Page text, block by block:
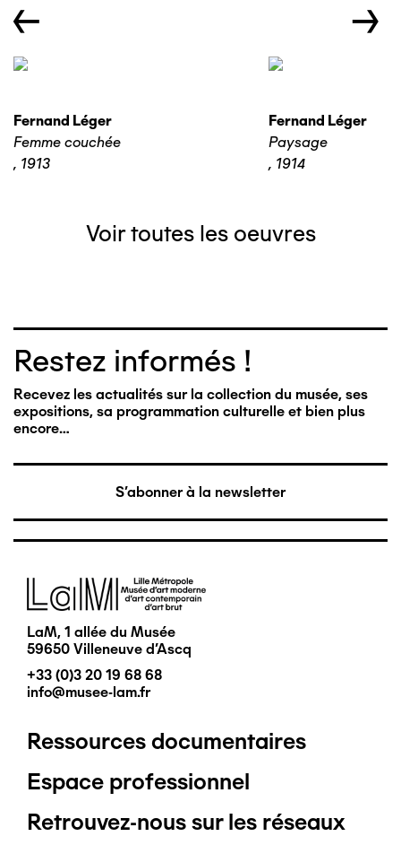
← →
Fernand Léger
Femme couchée
, 1913
Fernand Léger
Paysage
, 1914
Voir toutes les oeuvres
Restez informés !
Recevez les actualités sur la collection du musée, ses
expositions, sa programmation culturelle et bien plus
encore…
S'abonner à la newsletter
Image
LaM, 1 allée du Musée
59650 Villeneuve d'Ascq
+33 (0)3 20 19 68 68
info@musee-lam.fr
Pied
de
Ressources documentaires
Espace professionnel
Retrouvez-nous sur les réseaux